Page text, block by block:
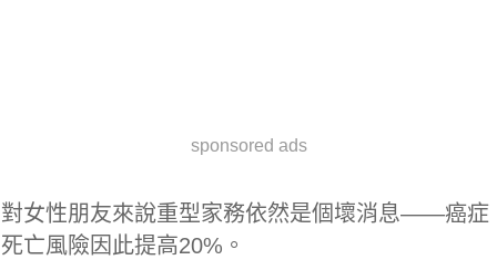
sponsored ads
對女性朋友來說重型家務依然是個壞消息——癌症
死亡風險因此提高20%。